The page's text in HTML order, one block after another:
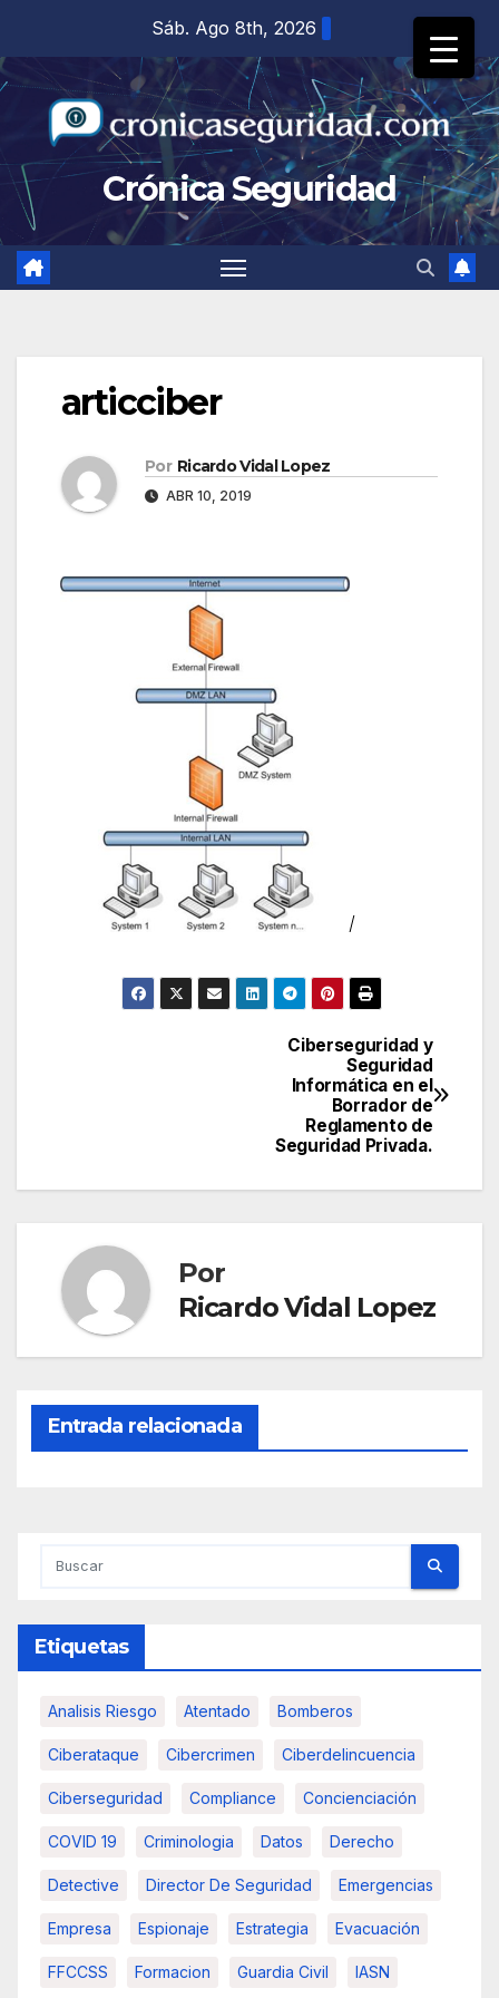
contenido
Sáb. Ago 8th, 2026
Crónica Seguridad
articciber
Por Ricardo Vidal Lopez
ABR 10, 2019
Ciberseguridad y
Seguridad
Informática en el
Borrador de
Reglamento de
Seguridad Privada.
Por
Ricardo Vidal Lopez
Entrada relacionada
Etiquetas
Analisis Riesgo Atentado Bomberos
Ciberataque Cibercrimen Ciberdelincuencia
Ciberseguridad Compliance Concienciación
COVID 19 Criminologia Datos Derecho
Detective Director De Seguridad Emergencias
Empresa Espionaje Estrategia Evacuación
FFCCSS Formacion Guardia Civil IASN